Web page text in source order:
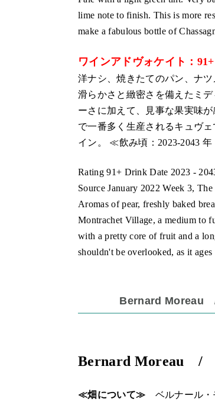
lime note to finish. This is more
make a fabulous bottle of
ワインアドヴォケイト：
洋ナシ、焼きたてのパン、ナ
滑らかさと緻密さを備えたミ
ーさに加えて、見事な果実味
で一番多く生産されるキュヴ
イン。 ≪飲み頃：2023-2043
Rating 91+ Drink Date 2023 -
Source January 2022 Week 3,
Aromas of pear, freshly baked
Montrachet Village, a medium to
with a pretty core of fruit and a
shouldn't be overlooked, as it
Bernard Moreau
Bernard Moreau /
≪畑について≫ ベルナール・